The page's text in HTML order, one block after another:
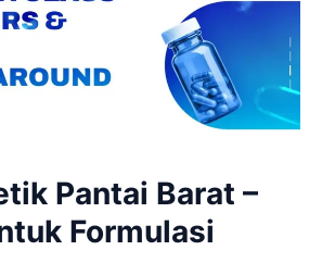
Pantai Barat –
Formulasi